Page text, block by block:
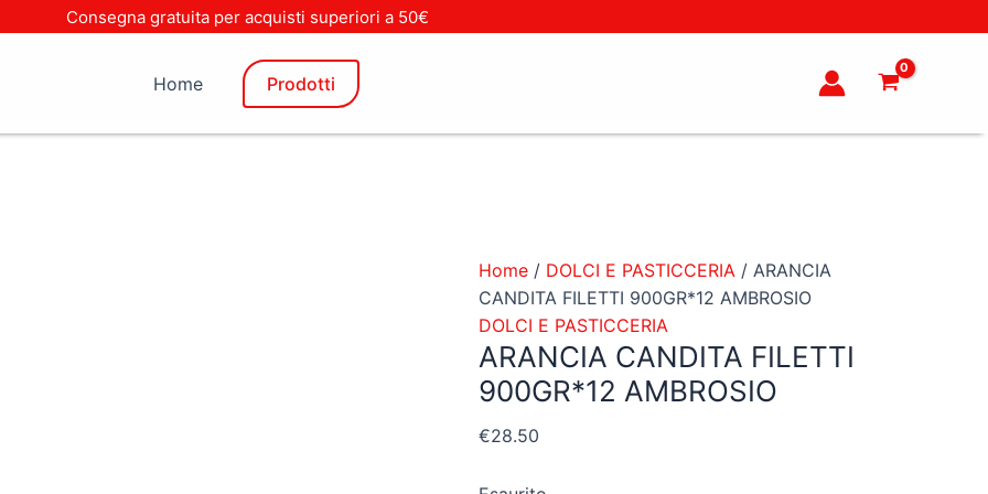
Consegna gratuita per acquisti superiori a 50€
Home Prodotti
Home/ DOLCI E PASTICCERIA/ ARANCIA
CANDITA FILETTI 900GR*12 AMBROSIO
DOLCI E PASTICCERIA
ARANCIA CANDITA FILETTI
900GR*12 AMBROSIO
€28.50